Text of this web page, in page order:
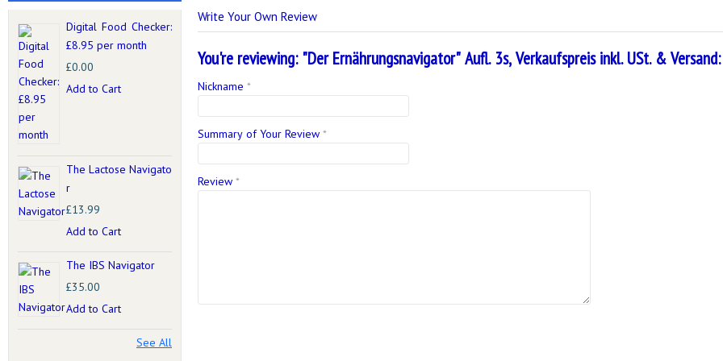
Digital Food Checker:
£8.95 per month
£0.00
Add to Cart
The Lactose Navigato
r
£13.99
Add to Cart
The IBS Navigator
£35.00
Add to Cart
See All
Write Your Own Review
You're reviewing: "Der Ernährungsnavigator" Aufl. 3s, Verkaufspreis inkl. USt. & Versand:
*
Nickname
*
Summary of Your Review
*
Review